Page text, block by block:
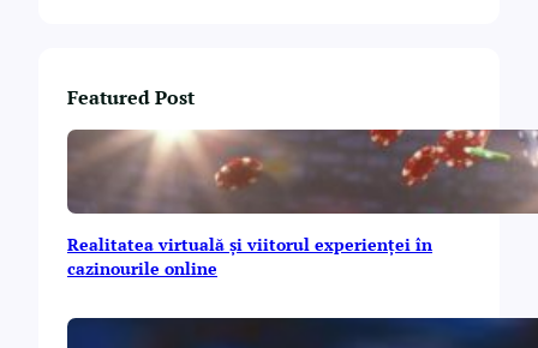
Featured Post
Realitatea virtuală și viitorul experienței în
cazinourile online